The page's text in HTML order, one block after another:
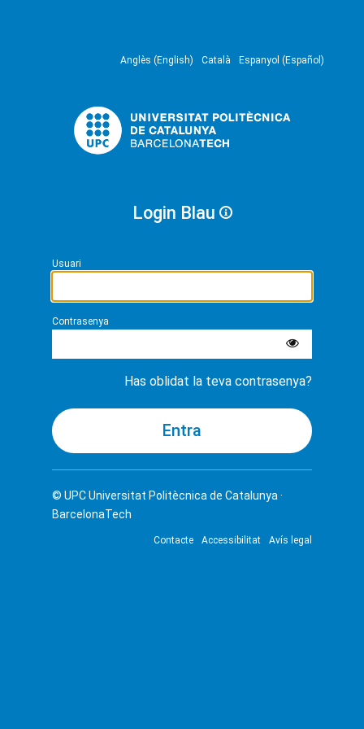
Anglès (English) Català Espanyol (Español)
Login Blau
Usuari
Contrasenya
Has oblidat la teva contrasenya?
© UPCUniversitat Politècnica de Catalunya ·
BarcelonaTech
Contacte Accessibilitat Avís legal